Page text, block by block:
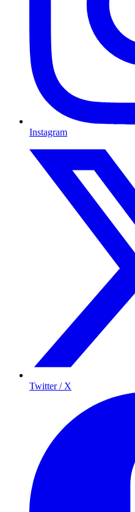
Instagram
Twitter / X